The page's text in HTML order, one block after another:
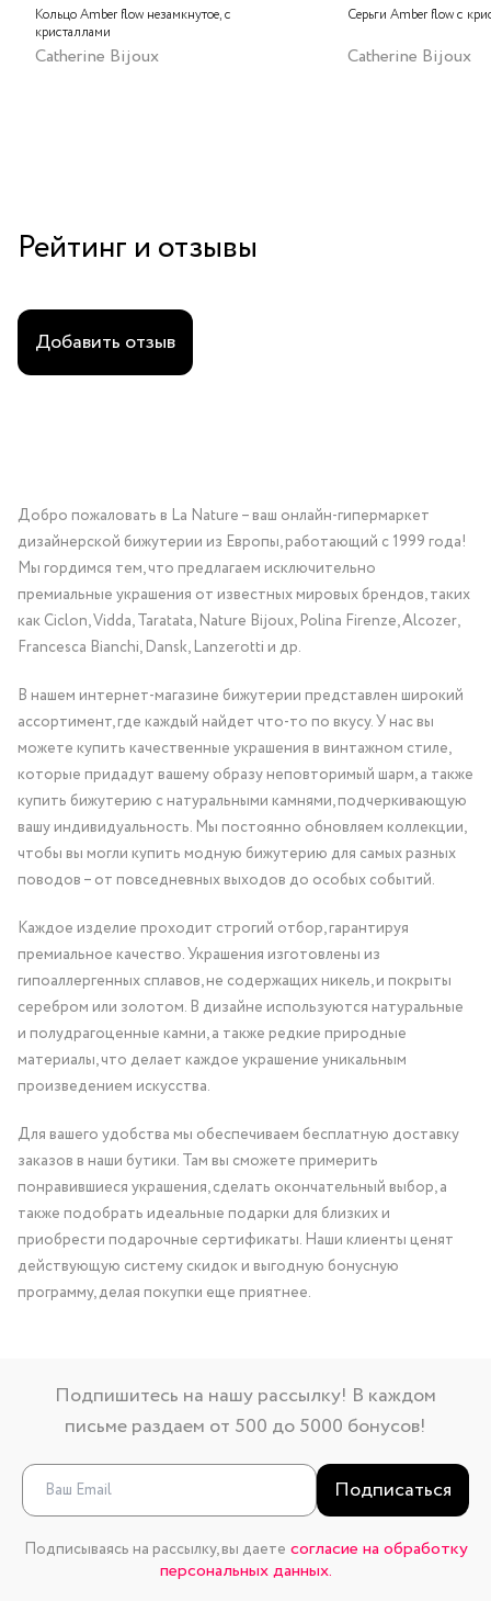
Кольцо Amber flow незамкнутое, с
кристаллами
Catherine Bijoux
Серьги Amber flow с
Catherine Bijoux
Рейтинг и отзывы
Добавить отзыв
Добро пожаловать в La Nature – ваш онлайн-гипермаркет
дизайнерской бижутерии из Европы, работающий с 1999 года!
Мы гордимся тем, что предлагаем исключительно
премиальные украшения от известных мировых брендов, таких
как Ciclon, Vidda, Taratata, Nature Bijoux, Polina Firenze, Alcozer,
Francesca Bianchi, Dansk, Lanzerotti и др.
В нашем интернет-магазине бижутерии представлен широкий
ассортимент, где каждый найдет что-то по вкусу. У нас вы
можете купить качественные украшения в винтажном стиле,
которые придадут вашему образу неповторимый шарм, а также
купить бижутерию с натуральными камнями, подчеркивающую
вашу индивидуальность. Мы постоянно обновляем коллекции,
чтобы вы могли купить модную бижутерию для самых разных
поводов – от повседневных выходов до особых событий.
Каждое изделие проходит строгий отбор, гарантируя
премиальное качество. Украшения изготовлены из
гипоаллергенных сплавов, не содержащих никель, и покрыты
серебром или золотом. В дизайне используются натуральные
и полудрагоценные камни, а также редкие природные
материалы, что делает каждое украшение уникальным
произведением искусства.
Для вашего удобства мы обеспечиваем бесплатную доставку
заказов в наши бутики. Там вы сможете примерить
понравившиеся украшения, сделать окончательный выбор, а
также подобрать идеальные подарки для близких и
приобрести подарочные сертификаты. Наши клиенты ценят
действующую систему скидок и выгодную бонусную
программу, делая покупки еще приятнее.
Подпишитесь на нашу рассылку! В каждом
письме раздаем от 500 до 5000 бонусов!
Подписаться
Подписываясь на рассылку, вы даете согласие на обработку
персональных данных.